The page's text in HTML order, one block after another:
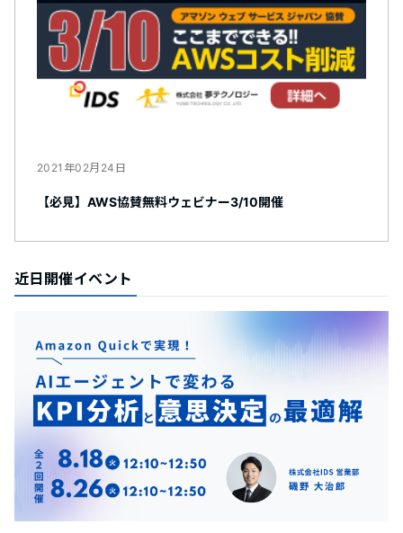
2021年02月24日
【必見】AWS協賛無料ウェビナー3/10開催
近日開催イベント